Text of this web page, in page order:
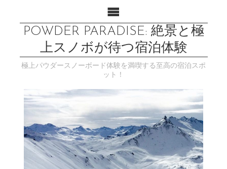
POWDER PARADISE: 絶景と極
上スノボが待つ宿泊体験
極上パウダースノーボード体験を満喫する至高の宿泊スポ
ット！